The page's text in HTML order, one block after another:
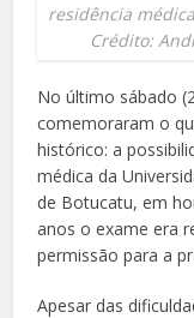
residência
Crédito:
No último sábado
comemoraram o
histórico: a
médica da
de Botucatu, em
anos o exame era
permissão para a
Apesar das